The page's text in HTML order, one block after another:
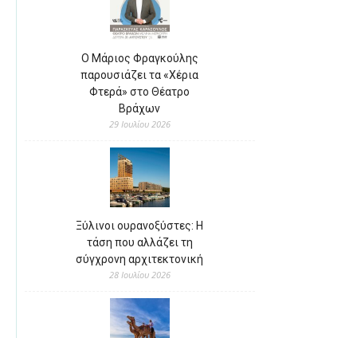
Ο Μάριος Φραγκούλης
παρουσιάζει τα «Χέρια
Φτερά» στο Θέατρο
Βράχων
29 Ιουλίου 2026
Ξύλινοι ουρανοξύστες: Η
τάση που αλλάζει τη
σύγχρονη αρχιτεκτονική
28 Ιουλίου 2026